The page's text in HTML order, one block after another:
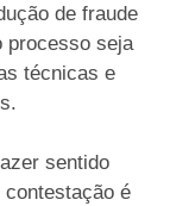
de fraude
processo seja
técnicas e
sentido
é